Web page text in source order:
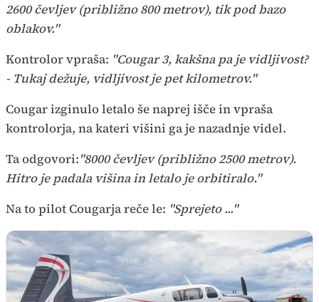
2600 čevljev (približno 800 metrov), tik pod bazo
oblakov."
Kontrolor vpraša: "Cougar 3, kakšna pa je vidljivost?
- Tukaj dežuje, vidljivost je pet kilometrov."
Cougar izginulo letalo še naprej išče in vpraša
kontrolorja, na kateri višini ga je nazadnje videl.
Ta odgovori:"8000 čevljev (približno 2500 metrov).
Hitro je padala višina in letalo je orbitiralo."
Na to pilot Cougarja reče le: "Sprejeto ..."